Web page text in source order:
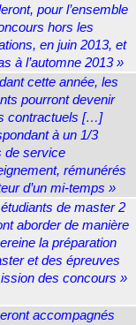
pour l’ensemble
hors les
en juin 2013, et
à l’automne 2013 »
cette année, les
pourront devenir
contractuels […]
à un 1/3
de service
rémunérés
d’un mi-temps »
de master 2
aborder de manière
la préparation
et des épreuves
des concours »
accompagnés